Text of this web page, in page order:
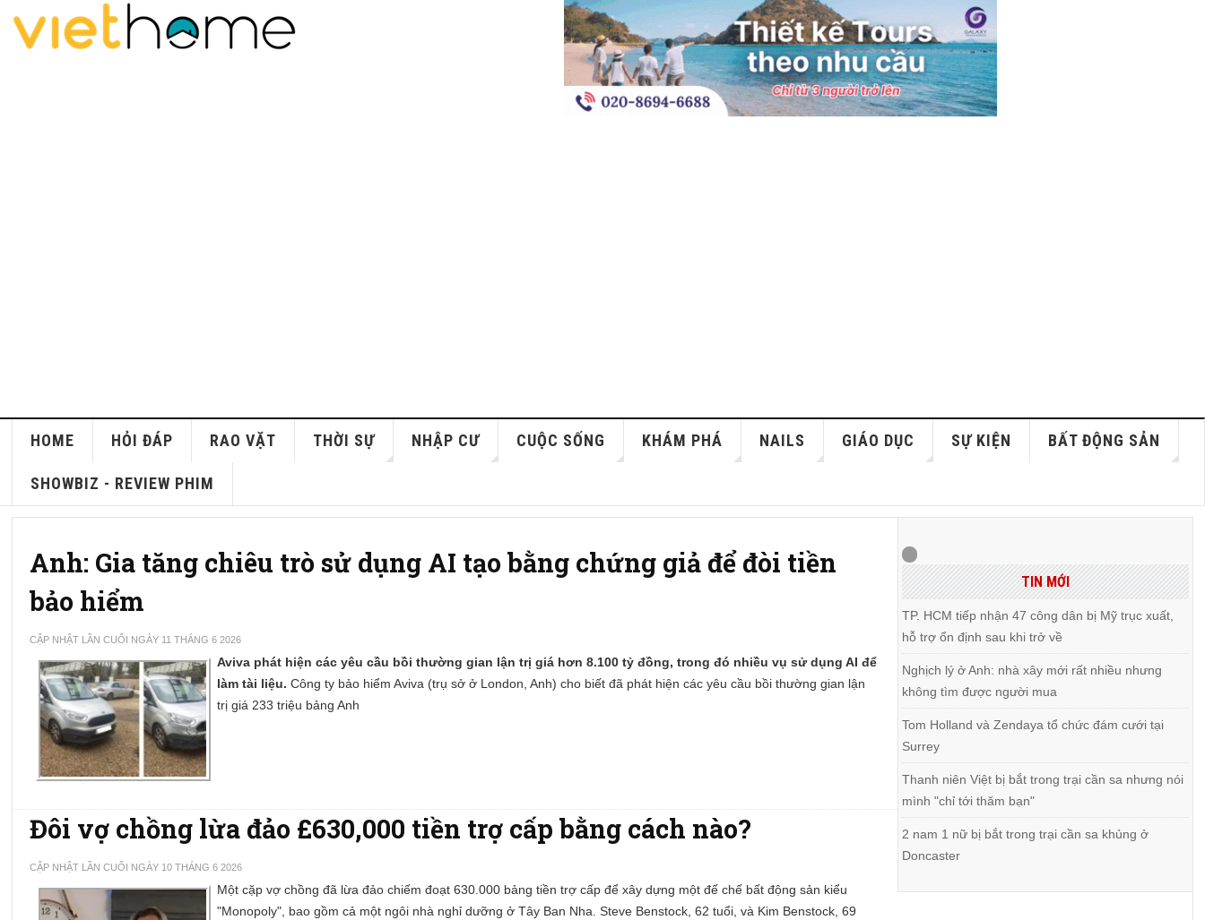
HOME HỎI ĐÁP RAO VẶT THỜI SỰ NHẬP CƯ CUỘC SỐNG KHÁM PHÁ NAILS GIÁO DỤC SỰ KIỆN BẤT ĐỘNG SẢN
SHOWBIZ - REVIEW PHIM
Anh: Gia tăng chiêu trò sử dụng AI tạo bằng chứng giả để đòi tiền
bảo hiểm
CẬP NHẬT LẦN CUỐI NGÀY 11 THÁNG 6 2026
Aviva phát hiện các yêu cầu bồi thường gian lận trị giá hơn 8.100 tỷ đồng, trong đó nhiều vụ sử dụng AI để
làm tài liệu. Công ty bảo hiểm Aviva (trụ sở ở London, Anh) cho biết đã phát hiện các yêu cầu bồi thường gian lận
trị giá 233 triệu bảng Anh
Đôi vợ chồng lừa đảo £630,000 tiền trợ cấp bằng cách nào?
CẬP NHẬT LẦN CUỐI NGÀY 10 THÁNG 6 2026
Một cặp vợ chồng đã lừa đảo chiếm đoạt 630.000 bảng tiền trợ cấp để xây dựng một đế chế bất động sản kiểu
"Monopoly", bao gồm cả một ngôi nhà nghỉ dưỡng ở Tây Ban Nha. Steve Benstock, 62 tuổi, và Kim Benstock, 69
TIN MỚI
TP. HCM tiếp nhận 47 công dân bị Mỹ trục xuất,
hỗ trợ ổn định sau khi trở về
Nghịch lý ở Anh: nhà xây mới rất nhiều nhưng
không tìm được người mua
Tom Holland và Zendaya tổ chức đám cưới tại
Surrey
Thanh niên Việt bị bắt trong trại cần sa nhưng nói
mình "chỉ tới thăm bạn"
2 nam 1 nữ bị bắt trong trại cần sa khủng ở
Doncaster